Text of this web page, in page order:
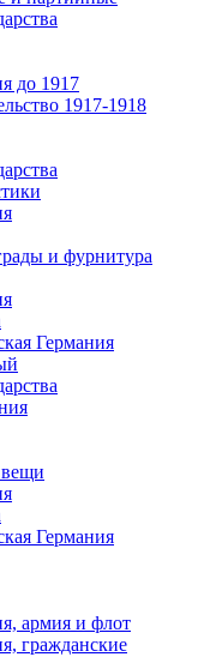
до 1917
1917-1918
и фурнитура
Германия
Германия
армия и флот
гражданские